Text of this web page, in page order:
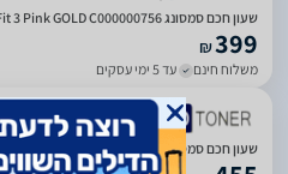
שעון חכם סמסונג Samsung Galaxy Fit 3 Pink GOLD C000000756
₪399
משלוח חינם עד 5 ימי עסקים
5
(
19
)
שעון חכם סמסונג Samsung Galaxy Fit 3 Silver C000000758